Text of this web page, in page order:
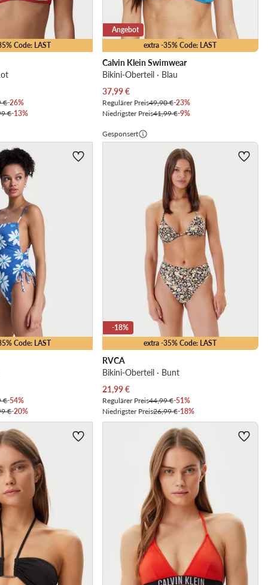
Code: LAST
€-26%
€-13%
extra -35% Code: LAST
Angebot
Calvin Klein Swimwear
Bikini-Oberteil · Blau
Aktueller Preis
37,99€
Regulärer Preis49,90 €-23%
Niedrigster Preis41,99 €-9%
Code: LAST
€-54%
€-20%
Gesponsert
extra -35% Code: LAST
-18%
RVCA
Bikini-Oberteil · Bunt
Aktueller Preis
21,99€
Regulärer Preis44,99 €-51%
Niedrigster Preis26,99 €-18%